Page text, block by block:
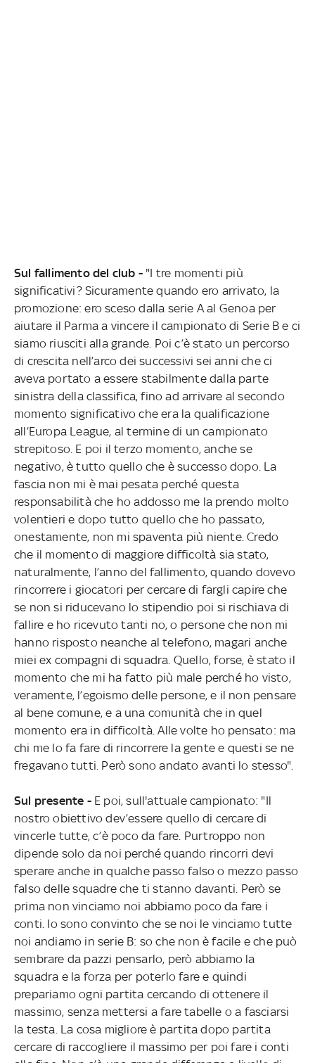
Sul fallimento del club - "I tre momenti più
significativi? Sicuramente quando ero arrivato, la
promozione: ero sceso dalla serie A al Genoa per
aiutare il Parma a vincere il campionato di Serie B e ci
siamo riusciti alla grande. Poi c’è stato un percorso
di crescita nell’arco dei successivi sei anni che ci
aveva portato a essere stabilmente dalla parte
sinistra della classifica, fino ad arrivare al secondo
momento significativo che era la qualificazione
all’Europa League, al termine di un campionato
strepitoso. E poi il terzo momento, anche se
negativo, è tutto quello che è successo dopo. La
fascia non mi è mai pesata perché questa
responsabilità che ho addosso me la prendo molto
volentieri e dopo tutto quello che ho passato,
onestamente, non mi spaventa più niente. Credo
che il momento di maggiore difficoltà sia stato,
naturalmente, l’anno del fallimento, quando dovevo
rincorrere i giocatori per cercare di fargli capire che
se non si riducevano lo stipendio poi si rischiava di
fallire e ho ricevuto tanti no, o persone che non mi
hanno risposto neanche al telefono, magari anche
miei ex compagni di squadra. Quello, forse, è stato il
momento che mi ha fatto più male perché ho visto,
veramente, l’egoismo delle persone, e il non pensare
al bene comune, e a una comunità che in quel
momento era in difficoltà. Alle volte ho pensato: ma
chi me lo fa fare di rincorrere la gente e questi se ne
fregavano tutti. Però sono andato avanti lo stesso".
Sul presente - E poi, sull'attuale campionato: "Il
nostro obiettivo dev’essere quello di cercare di
vincerle tutte, c’è poco da fare. Purtroppo non
dipende solo da noi perché quando rincorri devi
sperare anche in qualche passo falso o mezzo passo
falso delle squadre che ti stanno davanti. Però se
prima non vinciamo noi abbiamo poco da fare i
conti. Io sono convinto che se noi le vinciamo tutte
noi andiamo in serie B: so che non è facile e che può
sembrare da pazzi pensarlo, però abbiamo la
squadra e la forza per poterlo fare e quindi
prepariamo ogni partita cercando di ottenere il
massimo, senza mettersi a fare tabelle o a fasciarsi
la testa. La cosa migliore è partita dopo partita
cercare di raccogliere il massimo per poi fare i conti